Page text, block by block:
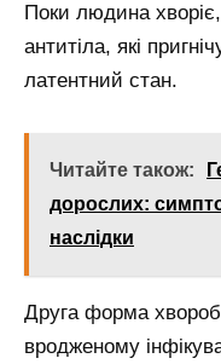
Поки людина
антитіла, які
латентний стан.
Читайте також:
дорослих:
наслідки
Друга форма
вродженому